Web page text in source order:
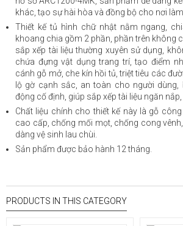
khác, tạo sự hài hòa và đồng bộ cho nơi làm
Thiết kế tủ hình chữ nhật nằm ngang,
khoang chia gồm 2 phần, phần trên không
sắp xếp tài liệu thường xuyên sử dụng,
chứa đựng vật dụng trang trí, tạo điểm
cánh gỗ mở, che kín hồi tủ, triệt tiêu các
lộ gờ cạnh sắc, an toàn cho người
động cố định, giúp sắp xếp tài liệu ngăn nắp,
Chất liệu chính cho thiết kế này là gỗ
cao cấp, chống mối mọt, chống cong
dàng vệ sinh lau chùi.
Sản phẩm được bảo hành 12 tháng.
PRODUCTS IN THIS CATEGORY